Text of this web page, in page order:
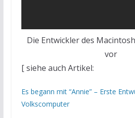
Die Entwickler des
vor
[ siehe auch Artikel:
Es begann mit “Annie” – Erste
Volkscomputer